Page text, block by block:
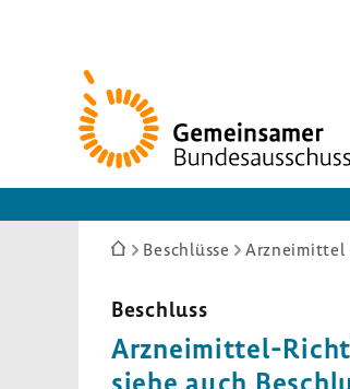
Zur
Startseite
Sie
hier:
Beschlüsse Arzneimittel
Beschluss
Arzneimittel-​
siehe auch